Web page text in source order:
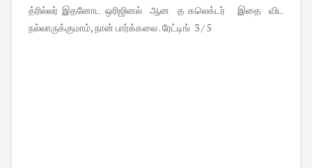
த்ரில்லர் இதனோட ஒரிஜினல் ஆன த கலெக்டர் இதை விட
நல்லாருக்குமாம், நான் பார்க்கலை . ரேட்டிங் 3 / 5